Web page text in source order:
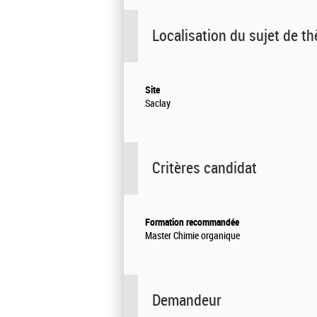
Localisation du sujet de
Site
Saclay
Critères candidat
Formation recommandée
Master Chimie organique
Demandeur